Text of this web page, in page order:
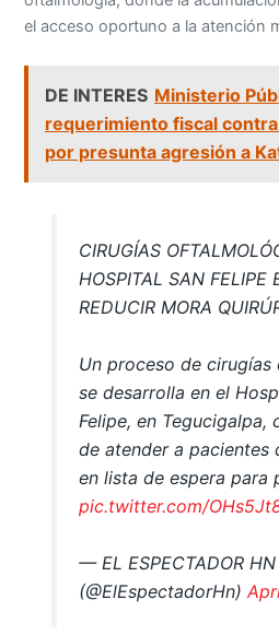
el acceso oportuno a la atención
DE INTERES Ministerio
requerimiento fiscal
por presunta agresión a
CIRUGÍAS
HOSPITAL SAN FELIPE
REDUCIR MORA
Un proceso de
se desarrolla en el
Felipe, en Tegucigalpa,
de atender a pacientes
en lista de espera para
pic.twitter.com/
— EL ESPECTADOR HN
(@ElEspectadorHn)